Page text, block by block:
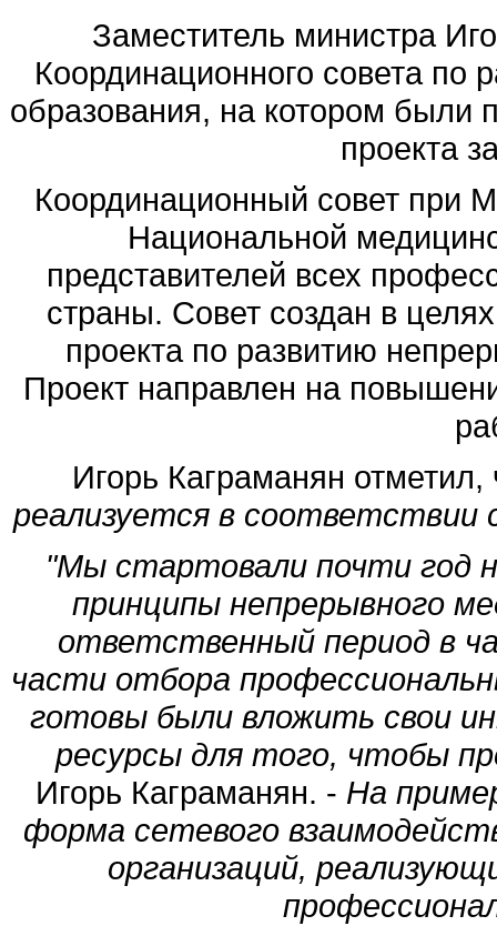
Заместитель министра
Координационного совета по
образования, на котором были
проекта
Координационный совет при
Национальной
представителей всех
страны. Совет создан в
проекта по развитию
Проект направлен на
Игорь Каграманян отметил,
реализуется в
"Мы стартовали почти год
принципы непрерывного
ответственный период в
части отбора
готовы были вложить свои
ресурсы для того, чтобы
Игорь Каграманян. - На
форма сетевого
организаций,